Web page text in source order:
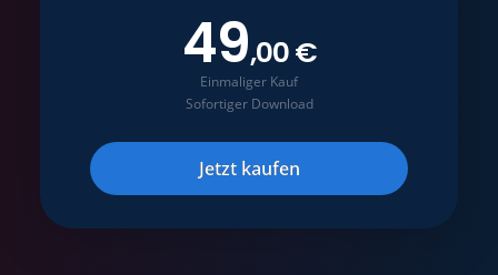
49,00 €
Einmaliger Kauf
Sofortiger Download
Jetzt kaufen